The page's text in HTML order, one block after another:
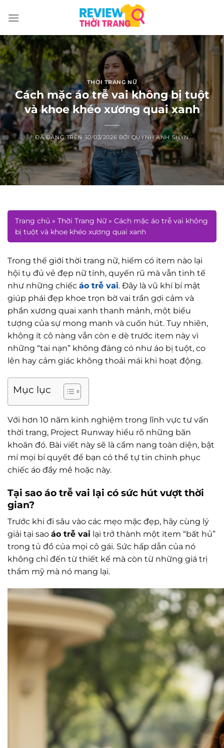
đến
dung
THỜI TRANG NỮ
Cách mặc áo trễ vai không bị tuột
và khoe khéo xương quai xanh
ĐÃ ĐĂNG TRÊN 30/03/2026 BỞI QUỲNH ANH SHYN
Trang chủ » Thời Trang Nữ» Cách mặc áo trễ vai không
bị tuột và khoe khéo xương quai xanh
Trong thế giới thời trang nữ, hiếm có item nào lại
hội tụ đủ vẻ đẹp nữ tính, quyến rũ mà vẫn tinh tế
như những chiếc áo trễ vai. Đây là vũ khí bí mật
giúp phái đẹp khoe trọn bờ vai trần gợi cảm và
phần xương quai xanh thanh mảnh, một biểu
tượng của sự mong manh và cuốn hút. Tuy nhiên,
không ít cô nàng vẫn còn e dè trước item này vì
những “tai nạn” không đáng có như áo bị tuột, co
lên hay cảm giác không thoải mái khi hoạt động.
Mục lục
Với hơn 10 năm kinh nghiệm trong lĩnh vực tư vấn
thời trang, Project Runway hiểu rõ những băn
khoăn đó. Bài viết này sẽ là cẩm nang toàn diện, bật
mí mọi bí quyết để bạn có thể tự tin chinh phục
chiếc áo đầy mê hoặc này.
Tại sao áo trễ vai lại có sức hút vượt thời
gian?
Trước khi đi sâu vào các mẹo mặc đẹp, hãy cùng lý
giải tại sao áo trễ vai lại trở thành một item “bất hủ”
trong tủ đồ của mọi cô gái. Sức hấp dẫn của nó
không chỉ đến từ thiết kế mà còn từ những giá trị
thẩm mỹ mà nó mang lại.